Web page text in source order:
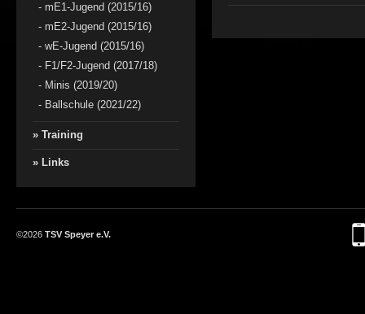
- mE1-Jugend (2015/16)
- mE2-Jugend (2015/16)
- wE-Jugend (2015/16)
- F1/F2-Jugend (2017/18)
- Minis (2019/20)
- Ballschule (2021/22)
» Training
» Links
©2026 TSV Speyer e.V.